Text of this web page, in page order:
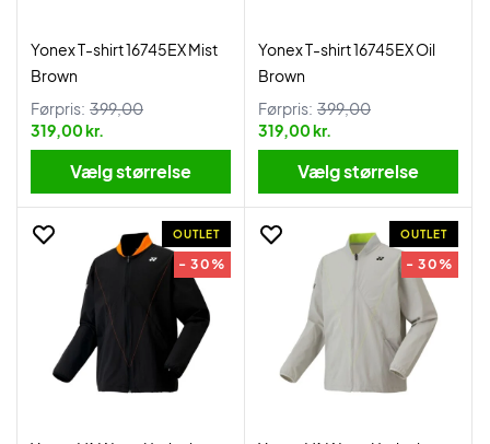
Yonex T-shirt 16745EX Mist
Brown
Førpris: 399,00
319,00 kr.
Vælg størrelse
Yonex T-shirt 16745EX Oil
Brown
Førpris: 399,00
319,00 kr.
Vælg størrelse
OUTLET
- 30%
OUTLET
- 30%